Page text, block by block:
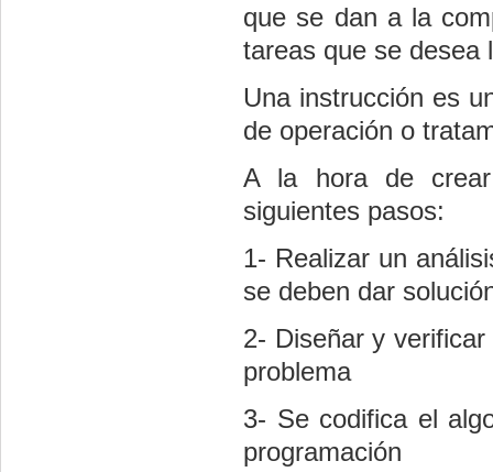
que se dan a la
tareas que se desea
Una instrucción es
de operación o
A la hora de
siguientes pasos:
1- Realizar un
se deben dar
2- Diseñar y
problema
3- Se codifica el
programación